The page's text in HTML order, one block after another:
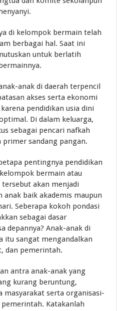
di kelompok bermain telah
berbagai hal. Saat ini
untuk berlatih
anak di daerah terpencil
akses serta ekonomi
pendidikan usia dini
Di dalam keluarga,
sebagai pencari nafkah
sandang pangan.
pentingnya pendidikan
bermain atau
tersebut akan menjadi
baik akademis maupun
Seberapa kokoh pondasi
sebagai dasar
depannya? Anak-anak di
itu sangat mengandalkan
dan pemerintah.
antra anak-anak yang
kurang beruntung,
masyarakat serta organisasi-
Katakanlah